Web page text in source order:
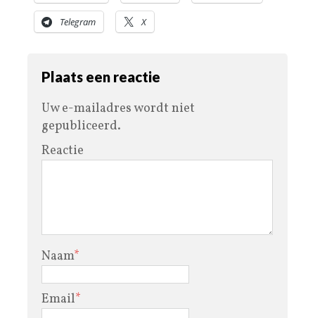
Telegram X
Plaats een reactie
Uw e-mailadres wordt niet
gepubliceerd.
Reactie
Naam*
Email*